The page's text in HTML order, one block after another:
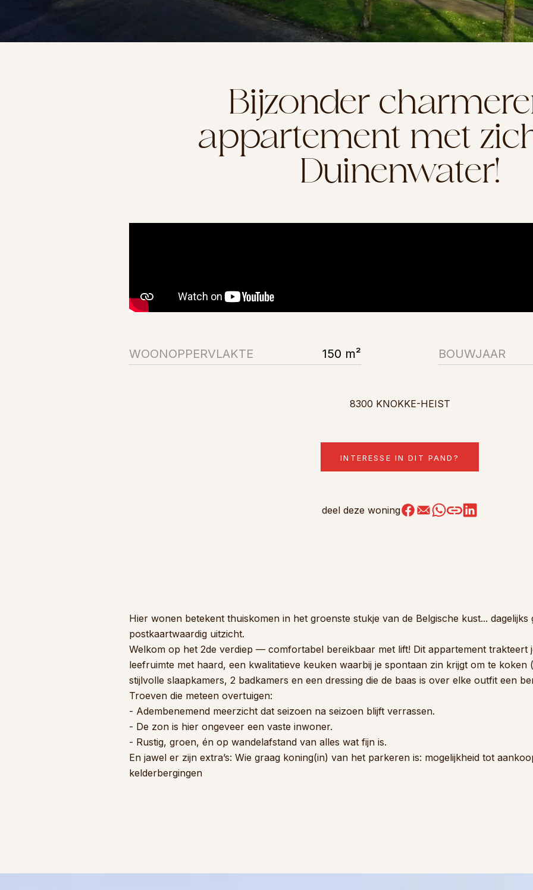
Bijzonder
appartement met
Duinenwater!
WOONOPPERVLAKTE 150 m² BOUWJAAR
8300 KNOKKE-HEIST
INTERESSE IN DIT PAND?
deel deze woning
Hier wonen betekent thuiskomen in het groenste stukje van de Belgische kust... dagelijks
postkaartwaardig uitzicht.
Welkom op het 2de verdiep — comfortabel bereikbaar met lift! Dit appartement trakteert
leefruimte met haard, een kwalitatieve keuken waarbij je spontaan zin krijgt om te
stijlvolle slaapkamers, 2 badkamers en een dressing die de baas is over elke outfit een
Troeven die meteen overtuigen:
- Adembenemend meerzicht dat seizoen na seizoen blijft verrassen.
- De zon is hier ongeveer een vaste inwoner.
- Rustig, groen, én op wandelafstand van alles wat fijn is.
En jawel er zijn extra’s: Wie graag koning(in) van het parkeren is: mogelijkheid tot
kelderbergingen